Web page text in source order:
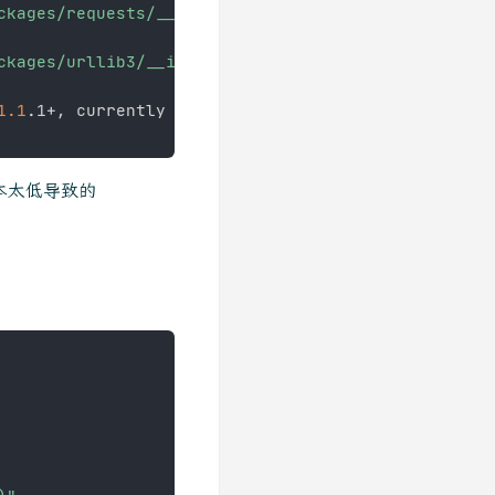
requests/__init__.py"
urllib3/__init__.py"
.1+, currently the
低导致的